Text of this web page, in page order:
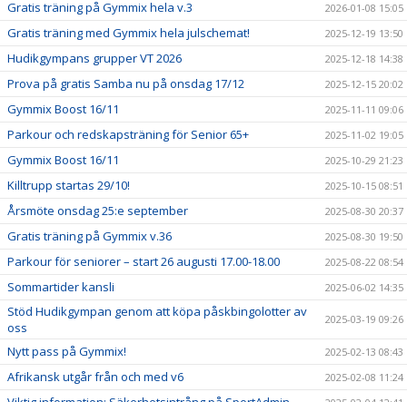
Gratis träning på Gymmix hela v.3 2026-01-08 15:05
Gratis träning med Gymmix hela julschemat! 2025-12-19 13:50
Hudikgympans grupper VT 2026 2025-12-18 14:38
Prova på gratis Samba nu på onsdag 17/12 2025-12-15 20:02
Gymmix Boost 16/11 2025-11-11 09:06
Parkour och redskapsträning för Senior 65+ 2025-11-02 19:05
Gymmix Boost 16/11 2025-10-29 21:23
Killtrupp startas 29/10! 2025-10-15 08:51
Årsmöte onsdag 25:e september 2025-08-30 20:37
Gratis träning på Gymmix v.36 2025-08-30 19:50
Parkour för seniorer – start 26 augusti 17.00-18.00 2025-08-22 08:54
Sommartider kansli 2025-06-02 14:35
Stöd Hudikgympan genom att köpa påskbingolotter av
oss
2025-03-19 09:26
Nytt pass på Gymmix! 2025-02-13 08:43
Afrikansk utgår från och med v6 2025-02-08 11:24